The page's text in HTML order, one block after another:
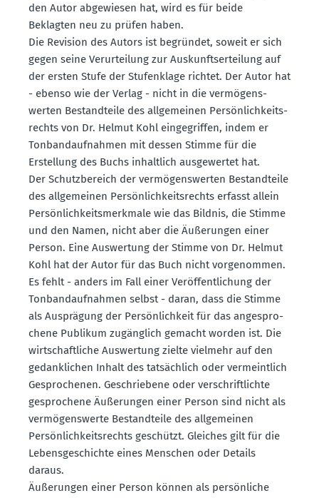
den Autor abgewiesen hat, wird es für beide
Beklagten neu zu prüfen haben.
Die Revision des Autors ist begründet, soweit er sich
gegen seine Verur­teilung zur Auskunfts­er­teilung auf
der ersten Stufe der Stufen­klage richtet. Der Autor hat
- ebenso wie der Verlag - nicht in die vermö­gens­
werten Bestand­teile des allge­meinen Persön­lich­keits­
rechts von Dr. Helmut Kohl einge­griffen, indem er
Tonband­auf­nahmen mit dessen Stimme für die
Erstellung des Buchs inhaltlich ausge­wertet hat.
Der Schutz­be­reich der vermö­gens­werten Bestand­teile
des allge­meinen Persön­lich­keits­rechts erfasst allein
Persön­lich­keits­merkmale wie das Bildnis, die Stimme
und den Namen, nicht aber die Äußerungen einer
Person. Eine Auswertung der Stimme von Dr. Helmut
Kohl hat der Autor für das Buch nicht vorge­nommen.
Es fehlt - anders im Fall einer Veröf­fent­li­chung der
Tonband­auf­nahmen selbst - daran, dass die Stimme
als Ausprägung der Persön­lichkeit für das angespro­
chene Publikum zugänglich gemacht worden ist. Die
wirtschaft­liche Auswertung zielte vielmehr auf den
gedank­lichen Inhalt des tatsächlich oder vermeintlich
Gespro­chenen. Geschriebene oder verschrift­lichte
gespro­chene Äußerungen einer Person sind nicht als
vermö­gens­werte Bestand­teile des allge­meinen
Persön­lich­keits­rechts geschützt. Gleiches gilt für die
Lebens­ge­schichte eines Menschen oder Details
daraus.
Äußerungen einer Person können als persön­liche